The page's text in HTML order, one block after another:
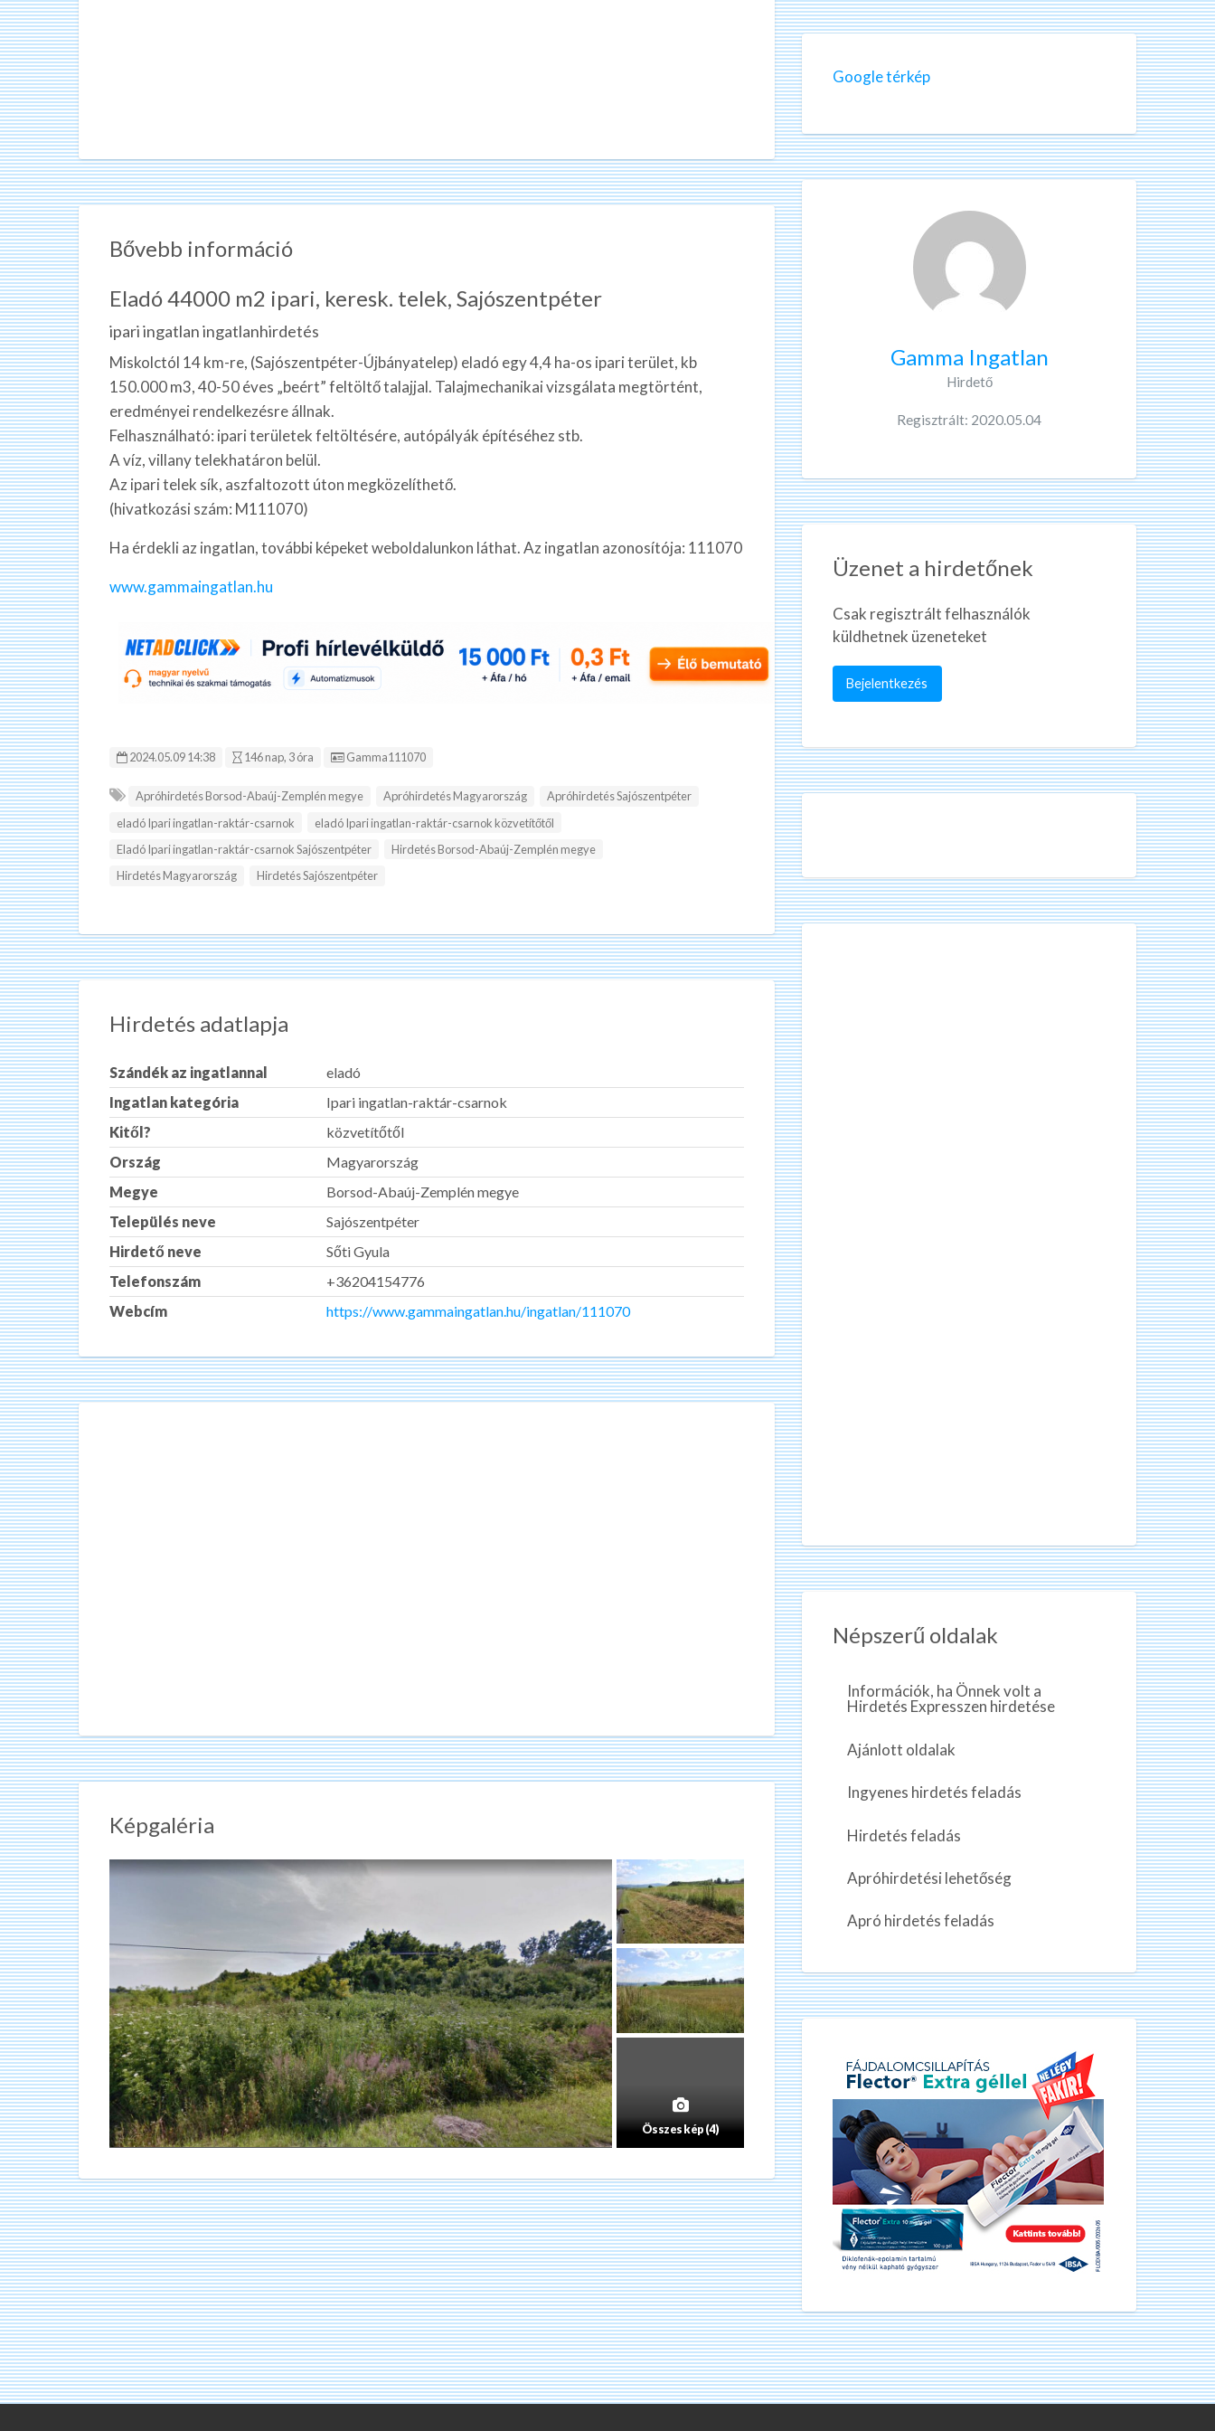
Bővebb információ
Eladó 44000 m2 ipari, keresk. telek, Sajószentpéter
ipari ingatlan ingatlanhirdetés
Miskolctól 14 km-re, (Sajószentpéter-Újbányatelep) eladó egy 4,4 ha-os ipari terület, kb
150.000 m3, 40-50 éves „beért” feltöltő talajjal. Talajmechanikai vizsgálata megtörtént,
eredményei rendelkezésre állnak.
Felhasználható: ipari területek feltöltésére, autópályák építéséhez stb.
A víz, villany telekhatáron belül.
Az ipari telek sík, aszfaltozott úton megközelíthető.
(hivatkozási szám: M111070)
Ha érdekli az ingatlan, további képeket weboldalunkon láthat. Az ingatlan azonosítója: 111070
www.gammaingatlan.hu
2024.05.09 14:38 146 nap, 3 óra Hirdetés ID:
Gamma111070
Apróhirdetés Borsod-Abaúj-Zemplén megye Apróhirdetés Magyarország
Apróhirdetés Sajószentpéter
eladó Ipari ingatlan-raktár-csarnok
eladó Ipari ingatlan-raktár-csarnok közvetítőtől
Eladó Ipari ingatlan-raktár-csarnok Sajószentpéter
Hirdetés Borsod-Abaúj-Zemplén megye
Hirdetés Magyarország
Hirdetés Sajószentpéter
Hirdetés adatlapja
Szándék az ingatlannal
eladó
Ingatlan kategória
Ipari ingatlan-raktár-csarnok
Kitől?
közvetítőtől
Ország
Magyarország
Megye
Borsod-Abaúj-Zemplén megye
Település neve
Sajószentpéter
Hirdető neve
Sőti Gyula
Telefonszám
+36204154776
Webcím
https://www.gammaingatlan.hu/ingatlan/111070
Képgaléria
Összes kép (4)
Google térkép
Gamma Ingatlan
Hirdető
Regisztrált: 2020.05.04
Üzenet a hirdetőnek
Csak regisztrált felhasználók
küldhetnek üzeneteket
Bejelentkezés
Népszerű oldalak
Információk, ha Önnek volt a
Hirdetés Expresszen hirdetése
Ajánlott oldalak
Ingyenes hirdetés feladás
Hirdetés feladás
Apróhirdetési lehetőség
Apró hirdetés feladás